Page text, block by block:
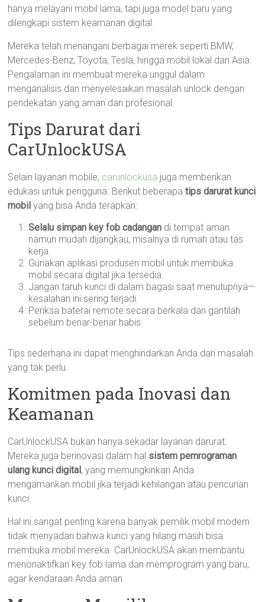
hanya melayani mobil lama, tapi juga model baru yang
dilengkapi sistem keamanan digital.
Mereka telah menangani berbagai merek seperti BMW,
Mercedes-Benz, Toyota, Tesla, hingga mobil lokal dan Asia.
Pengalaman ini membuat mereka unggul dalam
menganalisis dan menyelesaikan masalah unlock dengan
pendekatan yang aman dan profesional.
Tips Darurat dari
CarUnlockUSA
Selain layanan mobile, carunlockusa juga memberikan
edukasi untuk pengguna. Berikut beberapatips darurat kunci
mobil yang bisa Anda terapkan:
Selalu simpan key fob cadangan di tempat aman
namun mudah dijangkau, misalnya di rumah atau tas
kerja.
Gunakan aplikasi produsen mobil untuk membuka
mobil secara digital jika tersedia.
Jangan taruh kunci di dalam bagasi saat menutupnya—
kesalahan ini sering terjadi.
Periksa baterai remote secara berkala dan gantilah
sebelum benar-benar habis.
Tips sederhana ini dapat menghindarkan Anda dari masalah
yang tak perlu.
Komitmen pada Inovasi dan
Keamanan
CarUnlockUSA bukan hanya sekadar layanan darurat.
Mereka juga berinovasi dalam hal sistem pemrograman
ulang kunci digital, yang memungkinkan Anda
mengamankan mobil jika terjadi kehilangan atau pencurian
kunci.
Hal ini sangat penting karena banyak pemilik mobil modern
tidak menyadari bahwa kunci yang hilang masih bisa
membuka mobil mereka. CarUnlockUSA akan membantu
menonaktifkan key fob lama dan memprogram yang baru,
agar kendaraan Anda aman.